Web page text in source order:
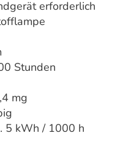
erforderlich
Stunden
mg
kWh / 1000 h